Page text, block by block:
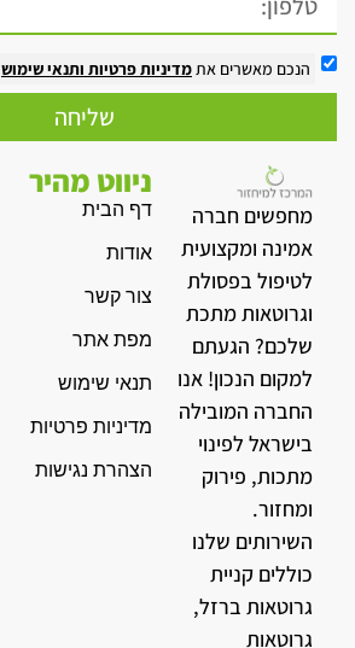
הנכם מאשרים אתמדיניות פרטיות ותנאי שימוש
שליחה
מחפשים חברה
אמינה ומקצועית
לטיפול בפסולת
וגרוטאות מתכת
שלכם? הגעתם
למקום הנכון! אנו
החברה המובילה
בישראל לפינוי
מתכות, פירוק
ומחזור.
השירותים שלנו
כוללים קניית
גרוטאות ברזל,
גרוטאות
ניווט מהיר
דף הבית
אודות
צור קשר
מפת אתר
תנאי שימוש
מדיניות פרטיות
הצהרת נגישות